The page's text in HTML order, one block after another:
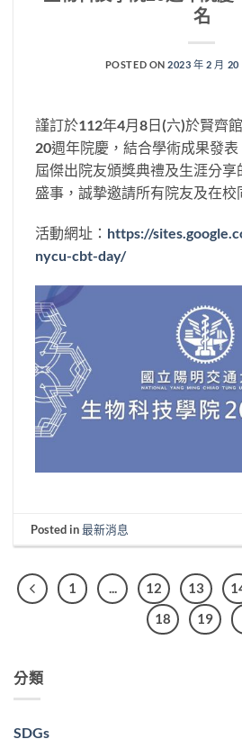
名
POSTED ON2023 年 2 月 20
謹訂於112年4月8日(六)於賢齊
20週年院慶，結合學術成果發
屆傑出院友頒獎典禮及生涯分
盛事，誠摯邀請所有院友及在校
活動網址： https://
nycu-cbt-day/
Posted in最新消息
1 ... 12 13
18
19
分類
SDGs